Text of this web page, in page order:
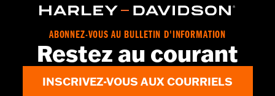
ABONNEZ-VOUS AU BULLETIN D'INFORMATION
Restez au courant
INSCRIVEZ-VOUS AUX COURRIELS